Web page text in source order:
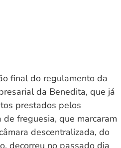
final do regulamento da
da Benedita, que já
prestados pelos
freguesia, que marcaram
descentralizada, do
decorreu no passado dia